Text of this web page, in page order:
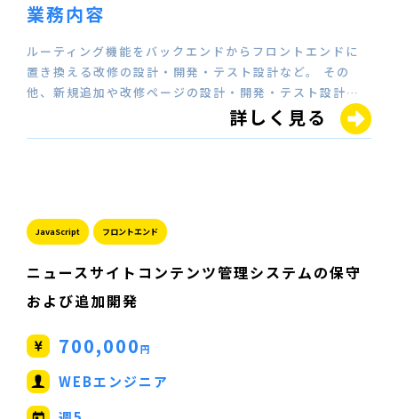
業務内容
ルーティング機能をバックエンドからフロントエンドに
置き換える改修の設計・開発・テスト設計など。 その
他、新規追加や改修ページの設計・開発・テスト設計…
詳しく見る
JavaScript フロントエンド
ニュースサイトコンテンツ管理システムの保守
および追加開発
700,000円
WEBエンジニア